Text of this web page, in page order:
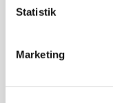
Statistik
Marketing
Læs mere om